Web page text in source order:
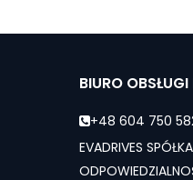
BIURO
+48 604 750
EVADRIVES